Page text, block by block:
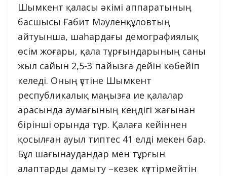
Шымкент қаласы әкімі аппаратының
басшысы Ғабит Мәуленқұловтың
айтуынша, шаһардағы демографиялық
өсім жоғары, қала тұрғындарының саны
жыл сайын 2,5-3 пайызға дейін көбейіп
келеді. Оның үстіне Шымкент
республикалық маңызға ие қалалар
арасында аумағының кеңдігі жағынан
бірінші орында тұр. Қалаға кейіннен
қосылған ауыл типтес 41 елді мекен бар.
Бұл шағынаудандар мен тұрғын
алаптарды дамыту –кезек күттірмейтін